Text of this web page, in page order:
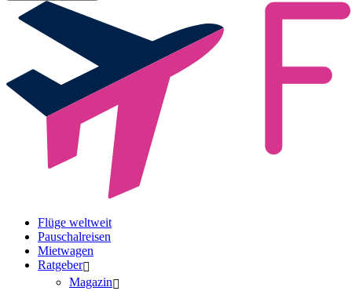
Flüge weltweit
Pauschalreisen
Mietwagen
Ratgeber
Magazin